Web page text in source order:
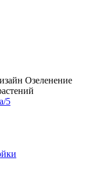
Озеленение
5